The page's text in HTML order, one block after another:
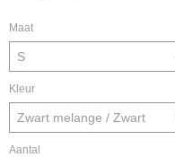
Maat
Kleur
Aantal